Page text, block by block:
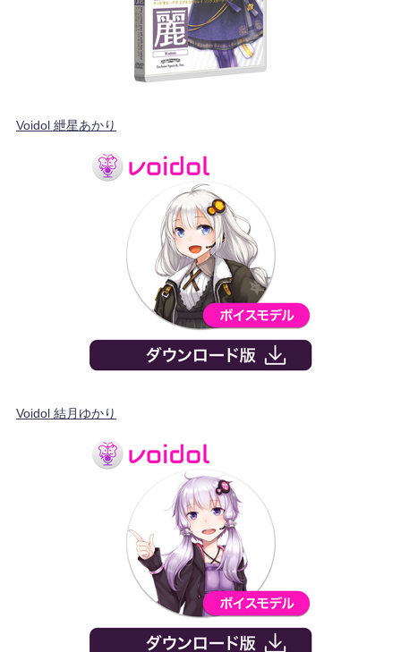
Voidol 紲星あかり
Voidol 結月ゆかり